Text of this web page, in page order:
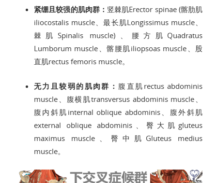
紧绷且较强的肌肉群： 竖棘肌Erector spinae (髂肋肌
iliocostalis muscle、最长肌Longissimus muscle、
棘肌Spinalis muscle)、腰方肌Quadratus
Lumborum muscle、髂腰肌iliopsoas muscle、股
直肌rectus femoris muscle。
无力且较弱的肌肉群： 腹直肌rectus abdominis
muscle、腹横肌transversus abdominis muscle、
腹内斜肌internal oblique abdominis、腹外斜肌
external oblique abdominis、臀大肌gluteus
maximus muscle、臀中肌Gluteus medius
muscle。